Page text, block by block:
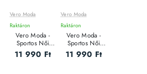
Vero Moda
Raktáron
Vero Moda -
Sportos Női
rövidnadrág
11 990 Ft
Vero Moda
Raktáron
Vero Moda -
Sportos Női
rövidnadrág
11 990 Ft